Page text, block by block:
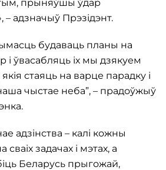
прыняўшы ўдар
– адзначыў Прэзідэнт.
будаваць планы на
і ўвасабляць іх мы дзякуем
стаяць на варце парадку і
чыстае неба”, – прадоўжыў
адзінства – калі кожны
задачах і мэтах, а
Беларусь прыгожай,